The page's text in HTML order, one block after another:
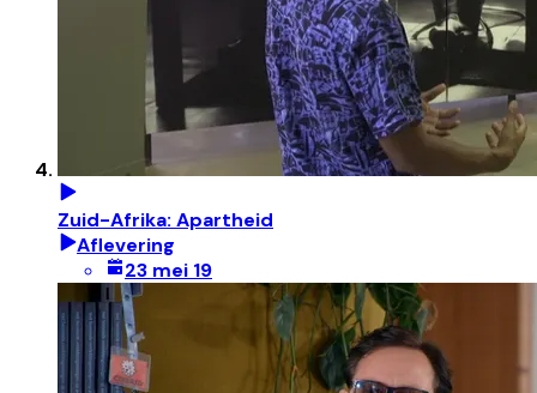
Zuid-Afrika: Apartheid
Aflevering
23 mei 19